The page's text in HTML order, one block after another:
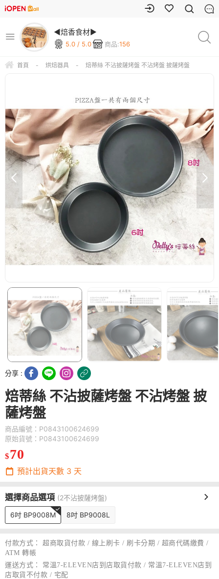
◄焙香食材►
5.0 / 5.0 商品:156
首頁 - 烘焙器具 - 焙蒂絲 不沾披薩烤盤 不沾烤盤 披薩烤盤
分享 :
焙蒂絲 不沾披薩烤盤 不沾烤盤 披
薩烤盤
商品編號：P0843100624699
原始貨號：P0843100624699
$70
預計出貨天數 3 天
選擇商品選項 (2不沾披薩烤盤)
6吋 BP9008M 8吋 BP9008L
付款方式：
超商取貨付款 / 線上刷卡 / 刷卡分期 / 超商代碼繳費 /
ATM 轉帳
運送方式：
常溫7-ELEVEN店到店取貨付款 / 常溫7-ELEVEN店到
店取貨不付款 / 宅配